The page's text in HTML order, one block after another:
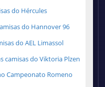
do Hércules
do Hannover 96
do ‎AEL Limassol
camisas do Viktoria Plzen
Campeonato Romeno